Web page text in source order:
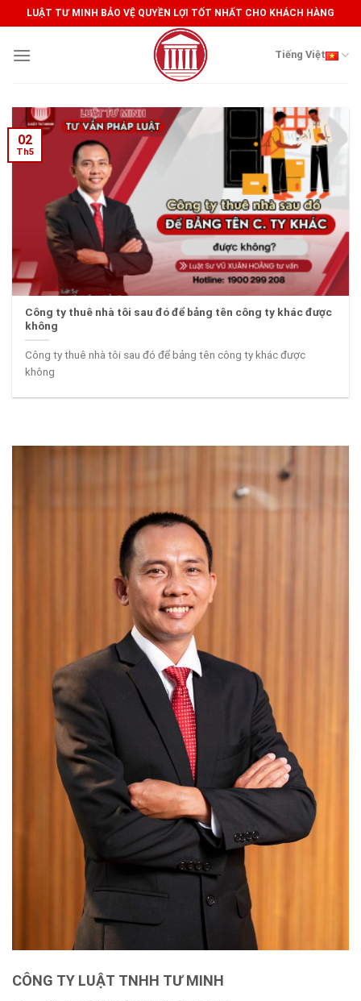
to
content
LUẬT TƯ MINH BẢO VỆ QUYỀN LỢI TỐT NHẤT CHO KHÁCH HÀNG
Tiếng Việt
Công ty thuê nhà tôi sau đó để bảng tên công ty khác được
không
Công ty thuê nhà tôi sau đó để bảng tên công ty khác được
không
02
Th5
CÔNG TY LUẬT TNHH TƯ MINH